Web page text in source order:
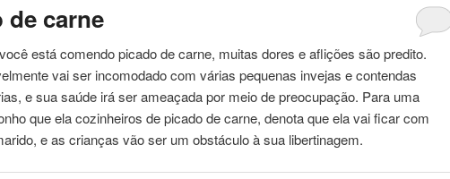
de carne
estácomendopicado de carne, muitas dores e aflições são predito.
vai ser incomodado com várias pequenas invejas e contendas
e sua saúde irá ser ameaçada por meio de preocupação. Para uma
que ela cozinheiros de picado de carne, denota que ela vai ficar com
e as crianças vão ser um obstáculo à sua libertinagem.